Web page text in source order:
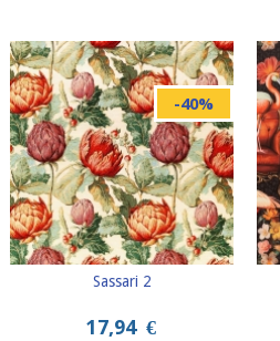
-40%
Sassari 2
17,94 €